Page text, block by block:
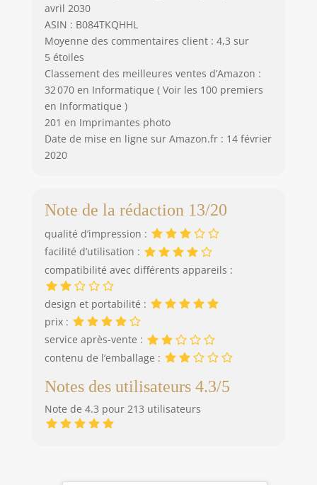
avril 2030
ASIN : B084TKQHHL
Moyenne des commentaires client : 4,3 sur
5 étoiles
Classement des meilleures ventes d’Amazon :
32 070 en Informatique ( Voir les 100 premiers
en Informatique )
201 en Imprimantes photo
Date de mise en ligne sur Amazon.fr : 14 février
2020
Note de la rédaction 13/20
qualité d’impression :
facilité d’utilisation :
compatibilité avec différents appareils :
design et portabilité :
prix :
service après-vente :
contenu de l’emballage :
Notes des utilisateurs 4.3/5
Note de 4.3 pour 213 utilisateurs